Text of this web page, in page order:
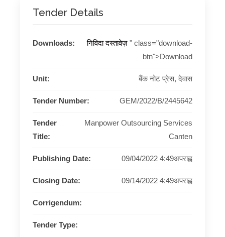
Tender Details
Downloads: निविदा दस्तावेज़ " class="download-
btn">Download
Unit: बैंक नोट प्रेस, देवास
Tender Number: GEM/2022/B/2445642
Tender
Title:
Manpower Outsourcing Services
Canten
Publishing Date: 09/04/2022 4:49अपराह्न
Closing Date: 09/14/2022 4:49अपराह्न
Corrigendum:
Tender Type: